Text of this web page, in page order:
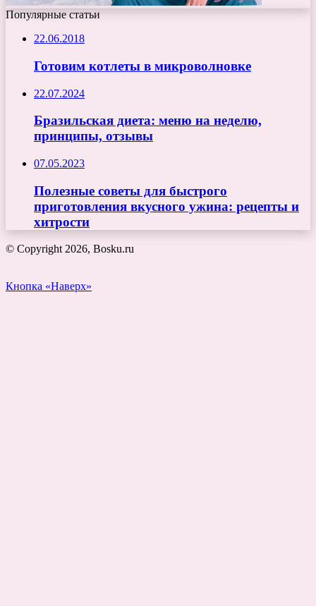
Популярные статьи
22.06.2018
Готовим котлеты в микроволновке
22.07.2024
Бразильская диета: меню на неделю,
принципы, отзывы
07.05.2023
Полезные советы для быстрого
приготовления вкусного ужина: рецепты и
хитрости
© Copyright 2026, Bosku.ru
Кнопка «Наверх»